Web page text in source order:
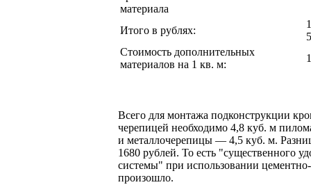
материала
Итого в рублях:
Стоимость дополнительных
материалов на 1 кв. м:
Всего для монтажа подконструкции
черепицей необходимо 4,8 куб. м
и металлочерепицы — 4,5 куб. м.
1680 рублей. То есть "существенного
системы" при использовании
произошло.